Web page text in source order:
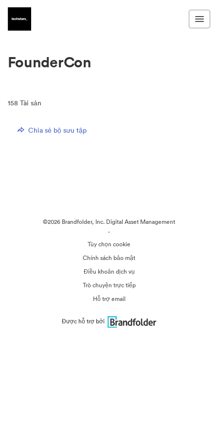
FounderCon
158 Tài sản
Chia sẻ bộ sưu tập
©2026 Brandfolder, Inc. Digital Asset Management
·
Tùy chọn cookie
Chính sách bảo mật
Điều khoản dịch vụ
Trò chuyện trực tiếp
Hỗ trợ email
Được hỗ trợ bởi